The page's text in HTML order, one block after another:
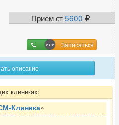
Прием от5600
Записаться
описание
клиниках:
Клиника»